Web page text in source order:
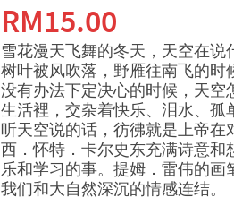
RM15.00
雪花漫天飞舞的冬天，天空在说
树叶被风吹落，野雁往南飞的时
没有办法下定决心的时候，天空
生活裡，交杂着快乐、泪水、
听天空说的话，彷彿就是上帝
西．怀特．卡尔史东充满诗意
乐和学习的事。提姆．雷伟的
我们和大自然深沉的情感连结。